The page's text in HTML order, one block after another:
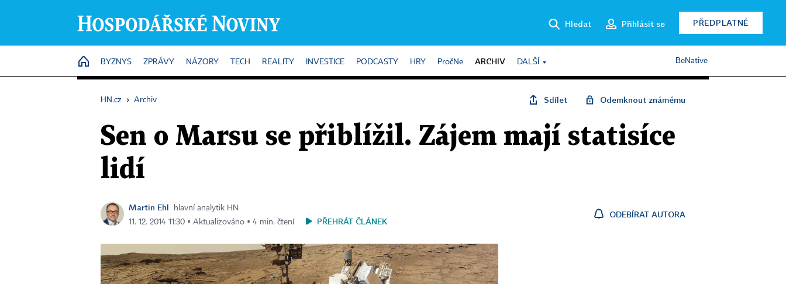
Hledat Přihlásit se PŘEDPLATNÉ
HOME
BYZNYS ZPRÁVY NÁZORY TECH REALITY INVESTICE PODCASTY HRY PročNe ARCHIV DALŠÍ BeNative
HN.cz › Archiv Sdílet Odemknout známému
Sen o Marsu se přiblížil. Zájem mají statisíce
lidí
Martin Ehl
hlavní analytik HN
11. 12. 2014 11:30 ▪ Aktualizováno ▪ 4 min. čtení
PŘEHRÁT ČLÁNEK
ODEBÍRAT AUTORA